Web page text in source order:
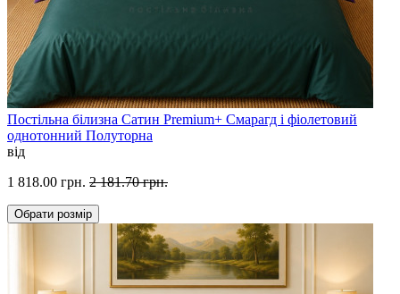
Постільна білизна Сатин Premium+ Смарагд і фіолетовий
однотонний Полуторна
від
1 818.00 грн. 2 181.70 грн.
Обрати розмір